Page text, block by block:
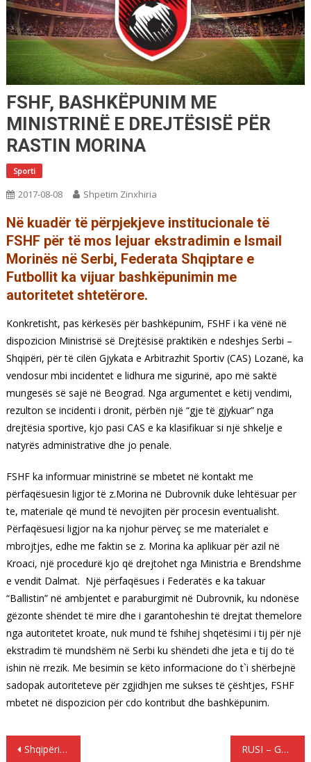
FSHF, BASHKËPUNIM ME
MINISTRINË E DREJTËSISË PËR
RASTIN MORINA
Sporti
2017-08-08 Shpetim Zinxhiria
Në kuadër të përpjekjeve institucionale të
FSHF për të mos lejuar ekstradimin e Ismail
Morinës në Serbi, Federata Shqiptare e
Futbollit ka vijuar bashkëpunimin me
autoritetet shtetërore.
Konkretisht, pas kërkesës për bashkëpunim, FSHF i ka vënë në
dispozicion Ministrisë së Drejtësisë praktikën e ndeshjes Serbi –
Shqipëri, për të cilën Gjykata e Arbitrazhit Sportiv (CAS) Lozanë, ka
vendosur mbi incidentet e lidhura me sigurinë, apo më saktë
mungesës së sajë në Beograd. Nga argumentet e këtij vendimi,
rezulton se incidenti i dronit, përbën një “gje të gjykuar” nga
drejtësia sportive, kjo pasi CAS e ka klasifikuar si një shkelje e
natyrës administrative dhe jo penale.
FSHF ka informuar ministrinë se mbetet në kontakt me
përfaqësuesin ligjor të z.Morina në Dubrovnik duke lehtësuar per
te, materiale që mund të nevojiten për procesin eventualisht.
Përfaqësuesi ligjor na ka njohur përveç se me materialet e
mbrojtjes, edhe me faktin se z. Morina ka aplikuar për azil në
Kroaci, një procedurë kjo që drejtohet nga Ministria e Brendshme
e vendit Dalmat. Një përfaqësues i Federatës e ka takuar
“Ballistin” në ambjentet e paraburgimit në Dubrovnik, ku ndonëse
gëzonte shëndet të mire dhe i garantoheshin të drejtat themelore
nga autoritetet kroate, nuk mund të fshihej shqetësimi i tij për një
ekstradim të mundshëm në Serbi ku shëndeti dhe jeta e tij do të
ishin në rrezik. Me besimin se këto informacione do t`i shërbejnë
sadopak autoriteteve për zgjidhjen me sukses të çështjes, FSHF
mbetet në dispozicion për cdo kontribut dhe bashkëpunim.
Lëvizje
Shqipëri – Lihtenshtejn, fillon shitja e biletave me promocion të trefishtë RUSI – Gorbaçov: Putin dhe Trump të gjejnë gjuhën e përbashkët